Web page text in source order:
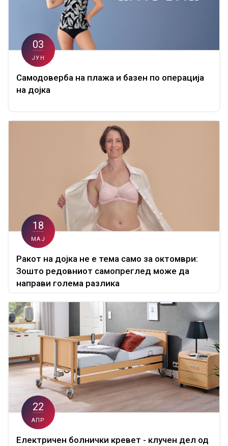
03
ЈУН
Самодоверба на плажа и базен по операција
на дојка
18
МАЈ
Ракот на дојка не е тема само за октомври:
Зошто редовниот самопреглед може да
направи голема разлика
22
АПР
Електричен болнички кревет - клучен дел од